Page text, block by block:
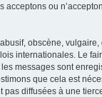
acceptons ou
obscène,
internationales. Le
messages sont
que cela est
diffusées à une